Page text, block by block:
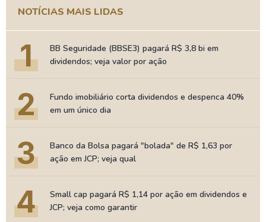
NOTÍCIAS MAIS LIDAS
1
BB Seguridade (BBSE3) pagará R$ 3,8 bi em
dividendos; veja valor por ação
2
Fundo imobiliário corta dividendos e despenca 40%
em um único dia
3
Banco da Bolsa pagará "bolada" de R$ 1,63 por
ação em JCP; veja qual
4
Small cap pagará R$ 1,14 por ação em dividendos e
JCP; veja como garantir